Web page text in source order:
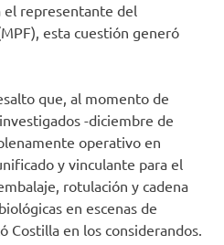
el representante del
esta cuestión generó
que, al momento de
-diciembre de
operativo en
y vinculante para el
rotulación y cadena
en escenas de
Costilla en los considerandos.